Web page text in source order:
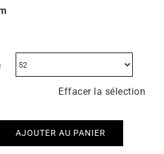
Effacer la sélection
AJOUTER AU PANIER